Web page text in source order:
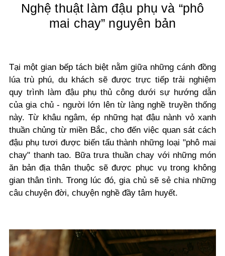
Nghệ thuật làm đậu phụ và “phô
mai chay” nguyên bản
Tại một gian bếp tách biệt nằm giữa những cánh đồng
lúa trù phú, du khách sẽ được trực tiếp trải nghiệm
quy trình làm đậu phụ thủ công dưới sự hướng dẫn
của gia chủ - người lớn lên từ làng nghề truyền thống
này. Từ khâu ngâm, ép những hạt đậu nành vỏ xanh
thuần chủng từ miền Bắc, cho đến việc quan sát cách
đậu phụ tươi được biến tấu thành những loại "phô mai
chay" thanh tao. Bữa trưa thuần chay với những món
ăn bản địa thân thuộc sẽ được phục vụ trong không
gian thân tình. Trong lúc đó, gia chủ sẽ sẻ chia những
câu chuyện đời, chuyện nghề đầy tâm huyết.